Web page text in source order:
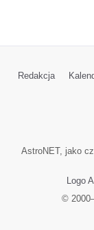
Redakcja
AstroNET, jako
Logo
©